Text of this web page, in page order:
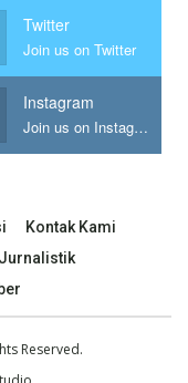
Twitter
Join us on Twitter
Instagram
Join us on Instagram
Kontak Kami
Reserved.